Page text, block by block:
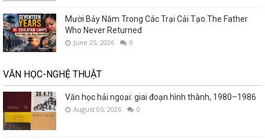
Mười Bảy Năm Trong Các Trại Cải Tạo.The Father
Who Never Returned
June 25, 2026 0
VĂN HỌC-NGHỆ THUẬT
Văn học hải ngoại: giai đoạn hình thành, 1980–1986
August 05, 2026 0